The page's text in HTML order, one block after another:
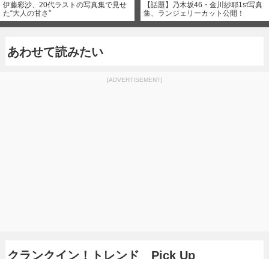
伊藤彩沙、20代ラストの写真集で見せ
た“大人の甘さ”
【話題】乃木坂46・金川紗耶1st写真
集、ランジェリーカット公開！
あわせて読みたい
[ADVERTISEMENT]
クランクイン！トレンド Pick Up